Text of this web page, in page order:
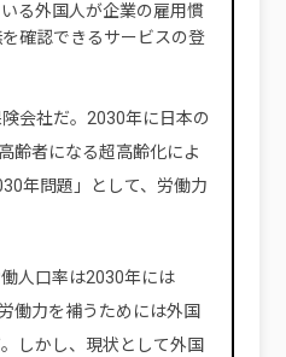
る外国人が企業の雇用慣
確認できるサービスの登
会社だ。2030年に日本の
齢者になる超高齢化によ
年問題」として、労働力
人口率は2030年には
働力を補うためには外国
しかし、現状として外国